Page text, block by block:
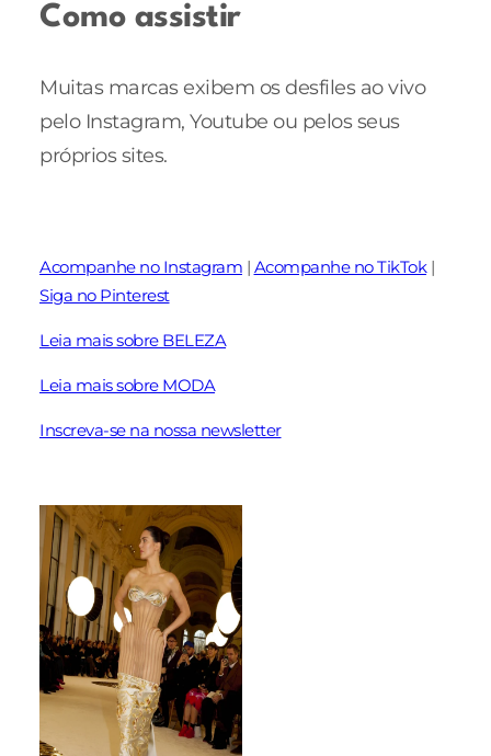
Como assistir
Muitas marcas exibem os desfiles ao vivo
pelo Instagram, Youtube ou pelos seus
próprios sites.
Acompanhe no Instagram | Acompanhe no TikTok|
Siga no Pinterest
Leia mais sobre BELEZA
Leia mais sobre MODA
Inscreva-se na nossa newsletter